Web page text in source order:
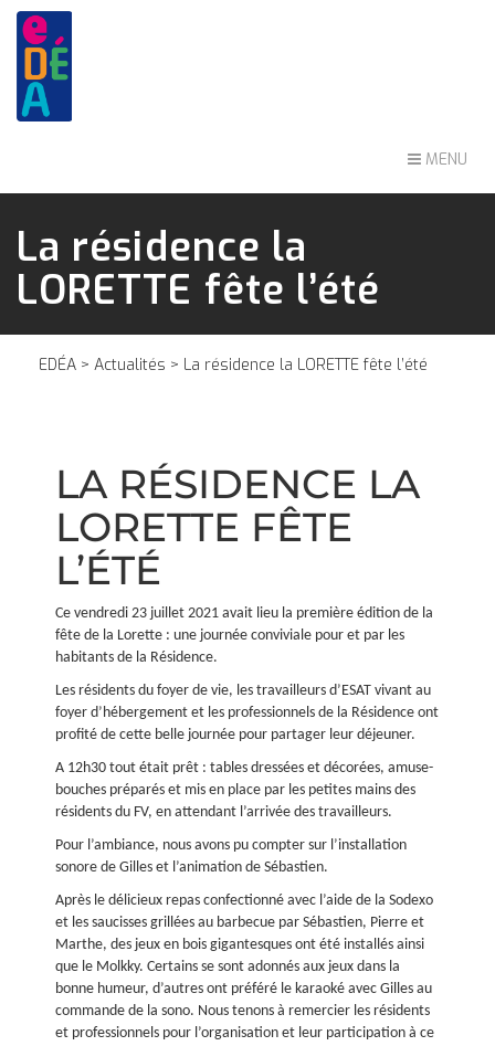
MENU
La résidence la
LORETTE fête l’été
EDÉA > Actualités > La résidence la LORETTE fête l’été
LA RÉSIDENCE LA
LORETTE FÊTE
L’ÉTÉ
Ce vendredi 23 juillet 2021 avait lieu la première édition de la
fête de la Lorette : une journée conviviale pour et par les
habitants de la Résidence.
Les résidents du foyer de vie, les travailleurs d’ESAT vivant au
foyer d’hébergement et les professionnels de la Résidence ont
profité de cette belle journée pour partager leur déjeuner.
A 12h30 tout était prêt : tables dressées et décorées, amuse-
bouches préparés et mis en place par les petites mains des
résidents du FV, en attendant l’arrivée des travailleurs.
Pour l’ambiance, nous avons pu compter sur l’installation
sonore de Gilles et l’animation de Sébastien.
Après le délicieux repas confectionné avec l’aide de la Sodexo
et les saucisses grillées au barbecue par Sébastien, Pierre et
Marthe, des jeux en bois gigantesques ont été installés ainsi
que le Molkky. Certains se sont adonnés aux jeux dans la
bonne humeur, d’autres ont préféré le karaoké avec Gilles au
commande de la sono. Nous tenons à remercier les résidents
et professionnels pour l’organisation et leur participation à ce